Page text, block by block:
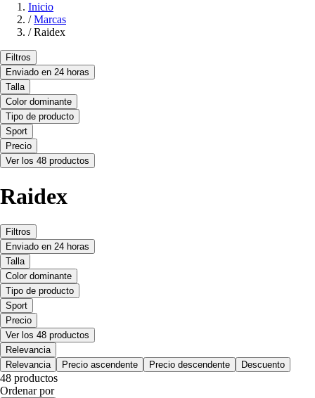
Inicio
/ Marcas
/ Raidex
Filtros
Enviado en 24 horas
Talla
Color dominante
Tipo de producto
Sport
Precio
Ver los 48 productos
Raidex
Filtros
Enviado en 24 horas
Talla
Color dominante
Tipo de producto
Sport
Precio
Ver los 48 productos
Relevancia
Relevancia
Precio ascendente Precio descendente Descuento
48 productos
Ordenar por